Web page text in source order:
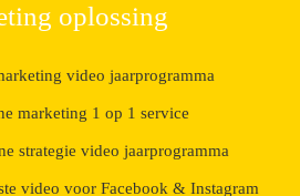
oplossing
video jaarprogramma
marketing 1 op 1 service
strategie video jaarprogramma
video voor Facebook & Instagram